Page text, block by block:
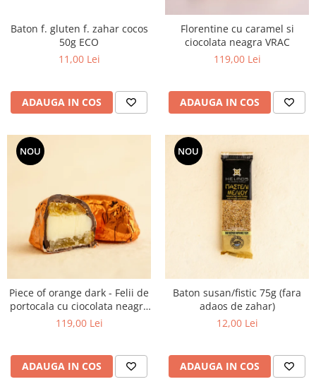
Baton f. gluten f. zahar cocos
50g ECO
11,00 Lei
ADAUGA IN COS
Florentine cu caramel si
ciocolata neagra VRAC
119,00 Lei
ADAUGA IN COS
NOU
Piece of orange dark - Felii de
portocala cu ciocolata neagra
VRAC
119,00 Lei
ADAUGA IN COS
NOU
Baton susan/fistic 75g (fara
adaos de zahar)
12,00 Lei
ADAUGA IN COS